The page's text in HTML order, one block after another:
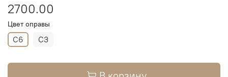
2700.00
Цвет оправы
C6 C3